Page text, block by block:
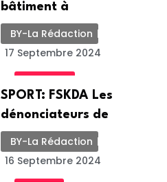
bâtiment à
BY-La Rédaction
17 Septembre 2024
SPORT: FSKDA Les
dénonciateurs de
BY-La Rédaction
16 Septembre 2024